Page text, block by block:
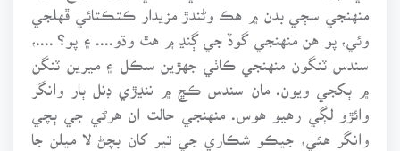
منهنجي سڄي بدن ۾ هڪ وڻندڙ مزيدار ڪتڪتائي ڦهلجي
وئي، پو هن منهنجي گوڏ جي ڳنڍ ۾ هٿ وڌو.... ۽ پو؟ ....،
سندس ٽنگون منهنجي ڪاٺي جهڙين سڪل ۽ ميرين ٽنگن
۾ ٻکجي ويون. مان سندس ڪڇ ۾ ننڍڙي ڊنل ٻار وانگر
وائڙو لڳي رهيو هوس. منهنجي حالت ان هرڻي جي ٻچي
وانگر هئي، جيڪو شڪاري جي تير کان بچڻ لا ميلن جا